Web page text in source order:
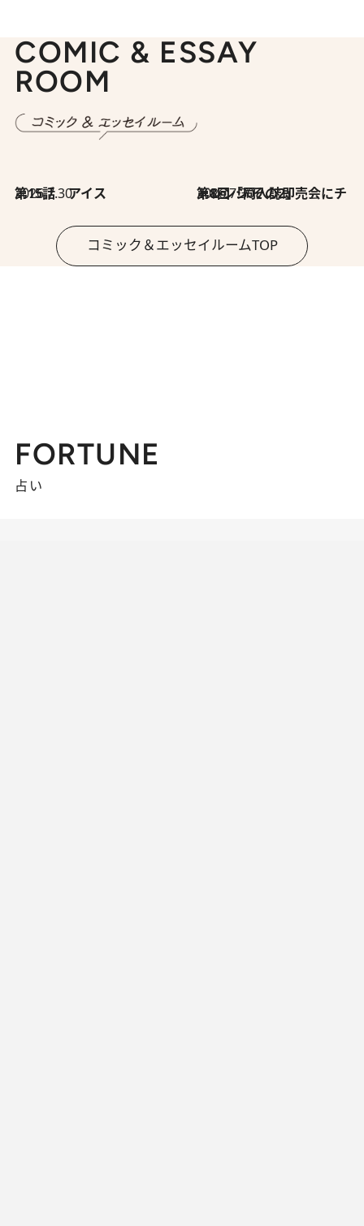
COMIC & ESSAY
ROOM
2026.7.30
第15話 アイス 2026.7.30
第8回「同人誌即売会にチャレンジ その2」
コミック＆エッセイルームTOP
FORTUNE
占い